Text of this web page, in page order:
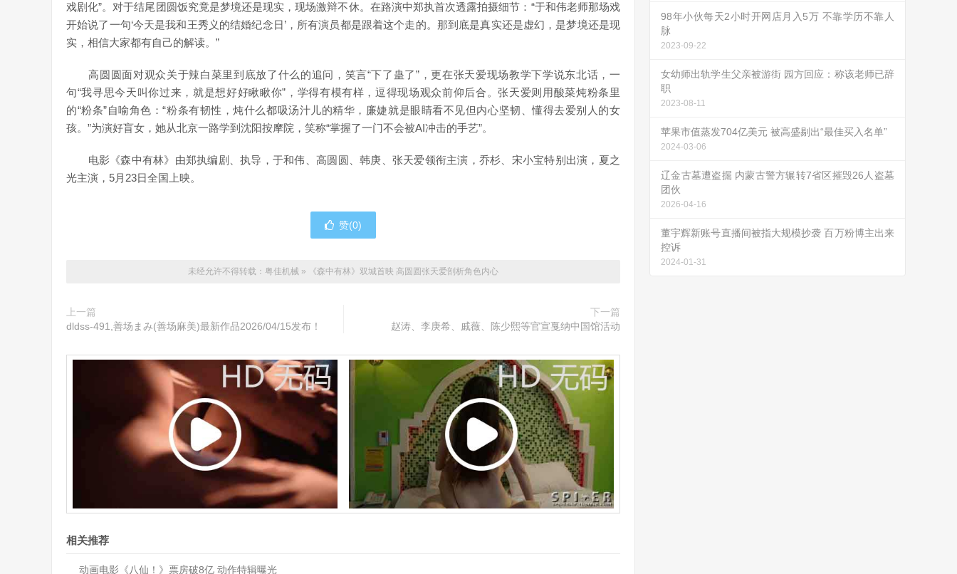
戏剧化”。对于结尾团圆饭究竟是梦境还是现实，现场激辩不休。在路演中郑执首次透露拍摄细节：“于和伟老师那场戏
开始说了一句‘今天是我和王秀义的结婚纪念日’，所有演员都是跟着这个走的。那到底是真实还是虚幻，是梦境还是现
实，相信大家都有自己的解读。”
高圆圆面对观众关于辣白菜里到底放了什么的追问，笑言“下了蛊了”，更在张天爱现场教学下学说东北话，一
句“我寻思今天叫你过来，就是想好好瞅瞅你”，学得有模有样，逗得现场观众前仰后合。张天爱则用酸菜炖粉条里
的“粉条”自喻角色：“粉条有韧性，炖什么都吸汤汁儿的精华，廉婕就是眼睛看不见但内心坚韧、懂得去爱别人的女
孩。”为演好盲女，她从北京一路学到沈阳按摩院，笑称“掌握了一门不会被AI冲击的手艺”。
电影《森中有林》由郑执编剧、执导，于和伟、高圆圆、韩庚、张天爱领衔主演，乔杉、宋小宝特别出演，夏之
光主演，5月23日全国上映。
赞(0)
未经允许不得转载： 粤佳机械 » 《森中有林》双城首映 高圆圆张天爱剖析角色内心
上一篇
dldss-491,善场まみ(善场麻美)最新作品2026/04/15发布！
下一篇
赵涛、李庚希、戚薇、陈少熙等官宣戛纳中国馆活动
相关推荐
动画电影《八仙！》票房破8亿 动作特辑曝光
98年小伙每天2小时开网店月入5万 不靠学历不靠人
脉
2023-09-22
女幼师出轨学生父亲被游街 园方回应：称该老师已辞
职
2023-08-11
苹果市值蒸发704亿美元 被高盛剔出“最佳买入名单”
2024-03-06
辽金古墓遭盗掘 内蒙古警方辗转7省区摧毁26人盗墓
团伙
2026-04-16
董宇辉新账号直播间被指大规模抄袭 百万粉博主出来
控诉
2024-01-31